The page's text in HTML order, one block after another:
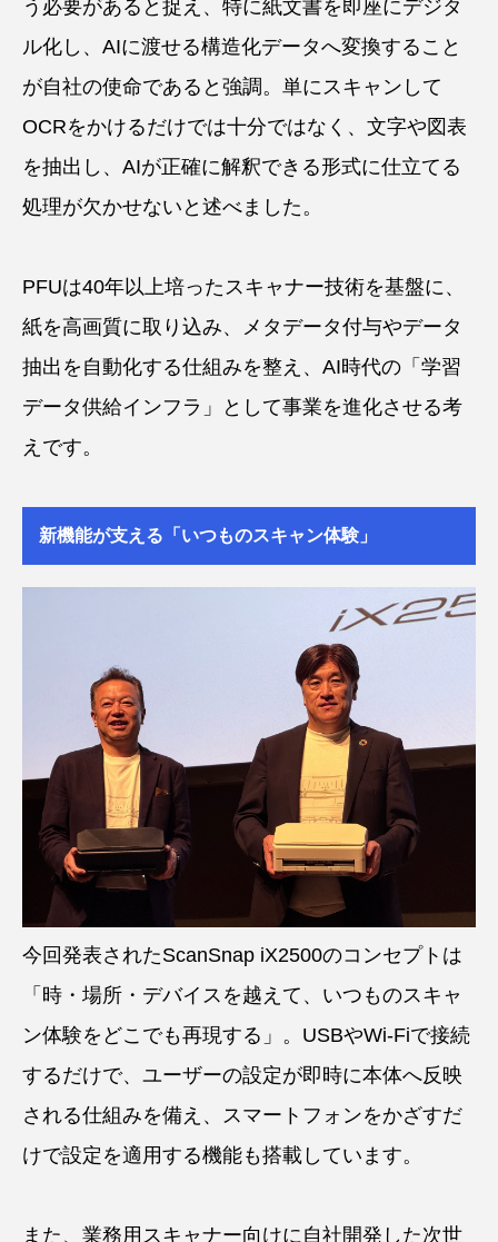
う必要があると捉え、特に紙文書を即座にデジタ
ル化し、AIに渡せる構造化データへ変換すること
が自社の使命であると強調。単にスキャンして
OCRをかけるだけでは十分ではなく、文字や図表
を抽出し、AIが正確に解釈できる形式に仕立てる
処理が欠かせないと述べました。
PFUは40年以上培ったスキャナー技術を基盤に、
紙を高画質に取り込み、メタデータ付与やデータ
抽出を自動化する仕組みを整え、AI時代の「学習
データ供給インフラ」として事業を進化させる考
えです。
新機能が支える「いつものスキャン体験」
今回発表されたScanSnap iX2500のコンセプトは
「時・場所・デバイスを越えて、いつものスキャ
ン体験をどこでも再現する」。USBやWi-Fiで接続
するだけで、ユーザーの設定が即時に本体へ反映
される仕組みを備え、スマートフォンをかざすだ
けで設定を適用する機能も搭載しています。
また、業務用スキャナー向けに自社開発した次世